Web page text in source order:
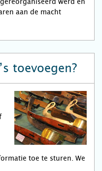
aan de macht
toevoegen?
toe te sturen. We